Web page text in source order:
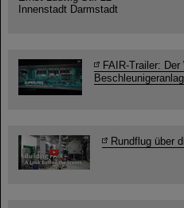
Innenstadt Darmstadt
FAIR-Trailer:
Rundflug über